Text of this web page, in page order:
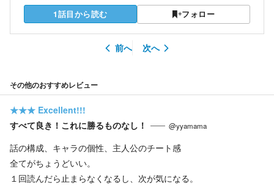
1話目から読む フォロー
前へ 次へ
その他のおすすめレビュー
★★★ Excellent!!!
すべて良き！これに勝るものなし！
@yyamama
話の構成、キャラの個性、主人公のチート感
全てがちょうどいい。
１回読んだら止まらなくなるし、次が気になる。